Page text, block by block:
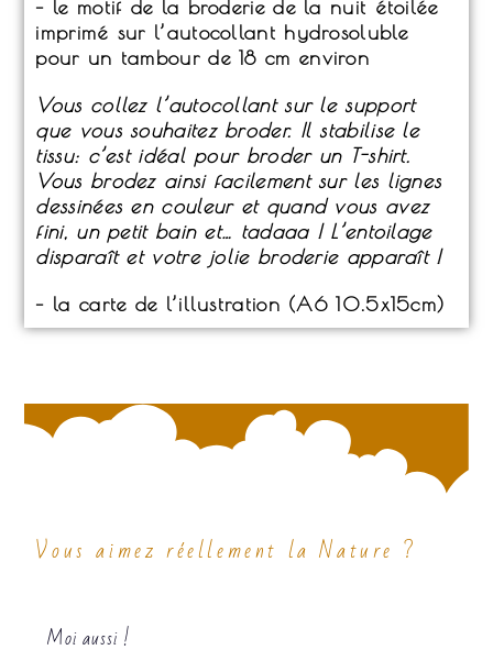
– le motif de la broderie de la nuit étoilée
imprimé sur l’autocollant hydrosoluble
pour un tambour de 18 cm environ
Vous collez l’autocollant sur le support
que vous souhaitez broder. Il stabilise le
tissu: c’est idéal pour broder un T-shirt.
Vous brodez ainsi facilement sur les lignes
dessinées en couleur et quand vous avez
fini, un petit bain et… tadaaa ! L’entoilage
disparaît et votre jolie broderie apparaît !
– la carte de l’illustration (A6 10.5x15cm)
Vous aimez réellement la Nature ?
Moi aussi !